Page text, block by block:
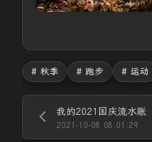
# 秋季 # 跑步 # 运动
我的2021国庆流水账
2021-10-08 08:01:29